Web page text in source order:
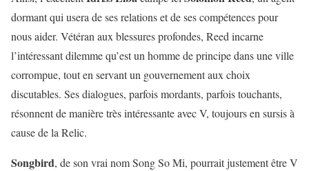
dormant qui usera de ses relations et de ses compétences pour
nous aider. Vétéran aux blessures profondes, Reed incarne
l’intéressant dilemme qu’est un homme de principe dans une ville
corrompue, tout en servant un gouvernement aux choix
discutables. Ses dialogues, parfois mordants, parfois touchants,
résonnent de manière très intéressante avec V, toujours en sursis à
cause de la Relic.
Songbird, de son vrai nom Song So Mi, pourrait justement être V